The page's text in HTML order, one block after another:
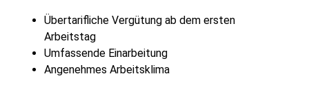
Übertarifliche Vergütung ab dem ersten
Arbeitstag
Umfassende Einarbeitung
Angenehmes Arbeitsklima